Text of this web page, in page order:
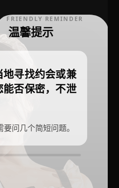
FRIENDLY REMINDER
温馨提示
寻找约会或兼
否保密，不泄
问几个简短问题。